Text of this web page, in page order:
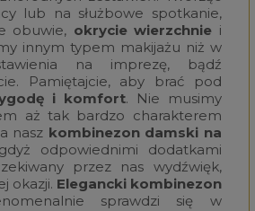
lub na służbowe spotkanie,
obuwie, okrycie wierzchnie i
innym typem makijażu niż w
na imprezę, bądź
Pamiętajcie, aby brać pod
i komfort. Nie musimy
aż tak bardzo charakterem
nasz kombinezon damski na
odpowiednimi dodatkami
przez nas wydźwięk,
okazji. Elegancki kombinezon
sprawdzi się w